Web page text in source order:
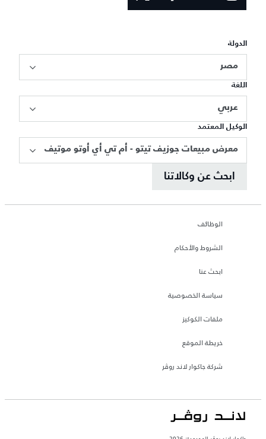
الدولة
مصر
اللغة
عربي
الوكيل المعتمد
معرض مبيعات جوزيف تيتو - أم تي أي أوتو موتيف
ابحث عن وكالاتنا
الوظائف
الشروط والأحكام
ابحث عنا
سياسة الخصوصية
ملفات الكوكيز
خريطة الموقع
شركة جاكوار لاند روڤر